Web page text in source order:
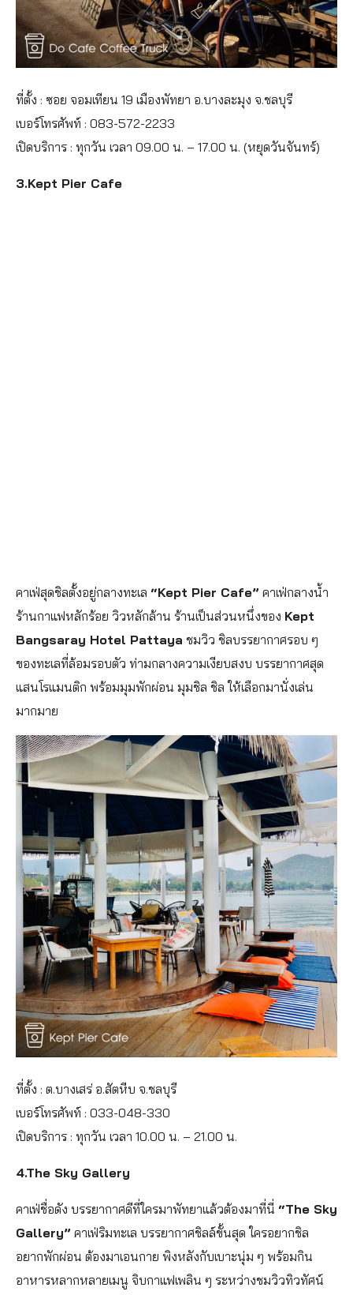
ที่ตั้ง : ซอย จอมเทียน 19 เมืองพัทยา อ.บางละมุง จ.ชลบุรี
เบอร์โทรศัพท์ : 083-572-2233
เปิดบริการ : ทุกวัน เวลา 09.00 น. – 17.00 น. (หยุดวันจันทร์)
3.Kept Pier Cafe
คาเฟ่สุดชิลตั้งอยู่กลางทะเล “Kept Pier Cafe” คาเฟ่กลางน้ำ
ร้านกาแฟหลักร้อย วิวหลักล้าน ร้านเป็นส่วนหนึ่งของ Kept
Bangsaray Hotel Pattaya ชมวิว ชิลบรรยากาศรอบ ๆ
ของทะเลที่ล้อมรอบตัว ท่ามกลางความเงียบสงบ บรรยากาศสุด
แสนโรแมนติก พร้อมมุมพักผ่อน มุมชิล ชิล ให้เลือกมานั่งเล่น
มากมาย
ที่ตั้ง : ต.บางเสร่ อ.สัตหีบ จ.ชลบุรี
เบอร์โทรศัพท์ : 033-048-330
เปิดบริการ : ทุกวัน เวลา 10.00 น. – 21.00 น.
4.The Sky Gallery
คาเฟ่ชื่อดัง บรรยากาศดีที่ใครมาพัทยาแล้วต้องมาที่นี่ “The Sky
Gallery” คาเฟ่ริมทะเล บรรยากาศชิลล์ขั้นสุด ใครอยากชิล
อยากพักผ่อน ต้องมาเอนกาย พิงหลังกับเบาะนุ่ม ๆ พร้อมกิน
อาหารหลากหลายเมนู จิบกาแฟเพลิน ๆ ระหว่างชมวิวทิวทัศน์